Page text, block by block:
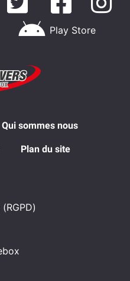
Play Store
Qui sommes nous
Plan du site